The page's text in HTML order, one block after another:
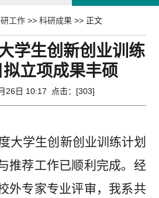
工作 >>科研成果 >> 正文
学生创新创业训练
立项成果丰硕
26日 10:17 点击：[303]
大学生创新创业训练计划
推荐工作已顺利完成。经
外专家专业评审，我系共